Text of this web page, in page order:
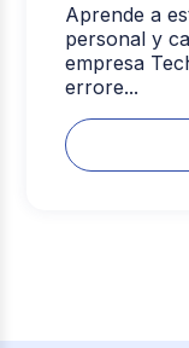
Aprende a
personal y
empresa
errore...